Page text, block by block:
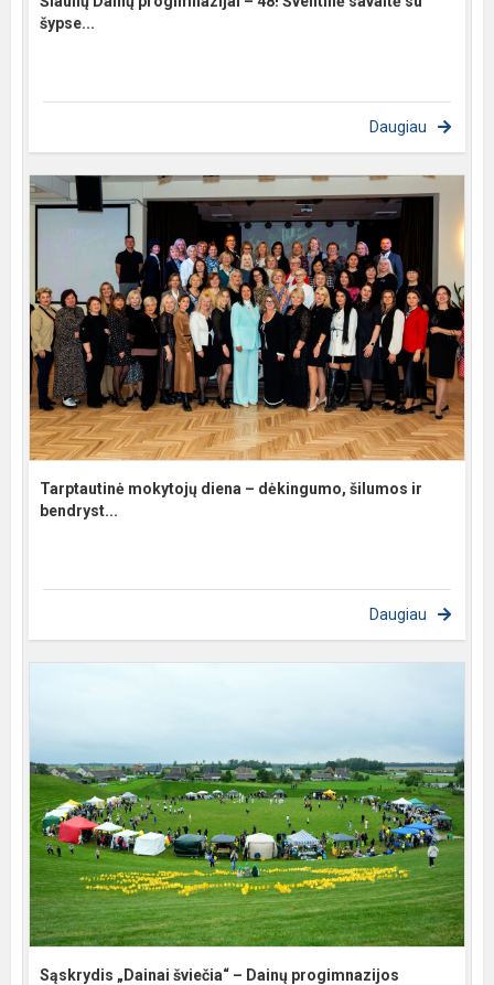
šypse...
Daugiau
Tarptautinė mokytojų diena – dėkingumo, šilumos ir
bendryst...
Daugiau
Sąskrydis „Dainai šviečia“ – Dainų progimnazijos